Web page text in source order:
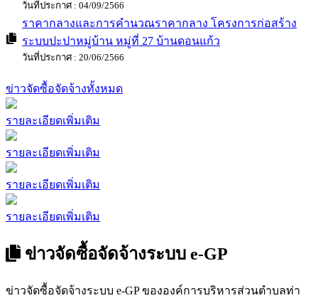
ราคากลางและการคำนวณราคากลาง โครงการปรับปรุง
ถนนดินลูกรังเป็นถนนคอนกรีตเสริมเหล็ก บ้านพนาเสรี
พร้อมรางระบายน้ำคอนกรีตเสริมเหล็ก หมู่ที่ 25
วันที่ประกาศ : 27/05/2567
รายงานแสดงผลการดำเนินงานรายไตรมาส(เดือนมกราคม
- มีนาคม 2567)
วันที่ประกาศ : 08/05/2567
รายงานแสดงผลการดำเนินงานรายไตรมาส(เดือนมิถุนายน-
กันยายน 2566)
รายงานแสดงผลการดำเนินงานรายไตรมาส(เดือนเมษายน -
วันที่ประกาศ : 04/09/2566
ระบบปะปาหมู่บ้าน หมู่ที่ 27 บ้านดอนแก้ว